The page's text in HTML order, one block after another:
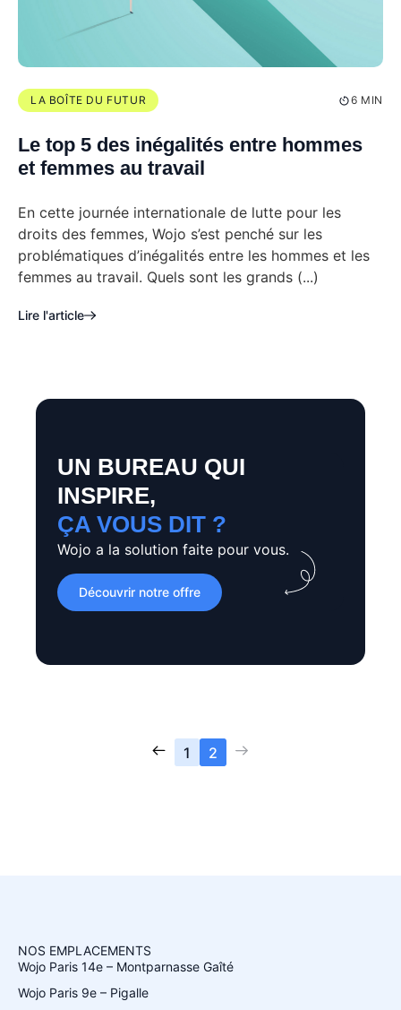
LA BOÎTE DU FUTUR 6 MIN
Le top 5 des inégalités entre hommes
et femmes au travail
En cette journée internationale de lutte pour les
droits des femmes, Wojo s’est penché sur les
problématiques d’inégalités entre les hommes et les
femmes au travail. Quels sont les grands (...)
Lire l'article
UN BUREAU QUI
INSPIRE,
ÇA VOUS DIT ?
Wojo a la solution faite pour vous.
Découvrir notre offre
1 2
NOS EMPLACEMENTS
Wojo Paris 14e – Montparnasse Gaîté
Wojo Paris 9e – Pigalle